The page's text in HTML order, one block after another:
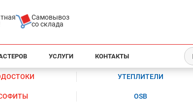
Самовывоз
со склада
УСЛУГИ КОНТАКТЫ
УТЕПЛИТЕЛИ
OSB